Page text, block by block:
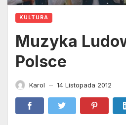
KULTURA
Muzyka
Polsce
Karol — 14 Listopada 2012